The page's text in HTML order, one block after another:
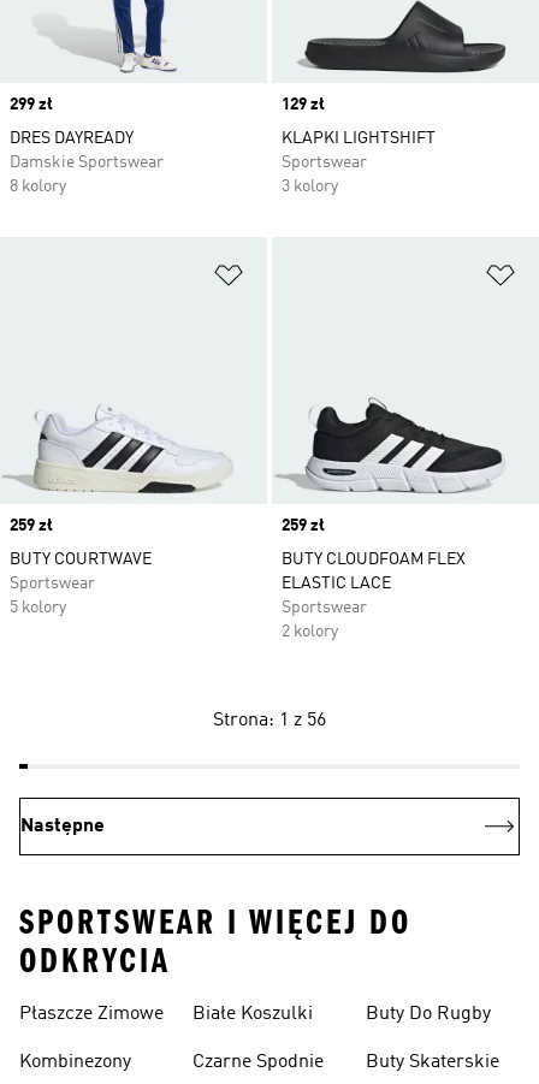
Price
299 zł
DRES DAYREADY
Damskie Sportswear
8 kolory
Price
129 zł
KLAPKI LIGHTSHIFT
Sportswear
3 kolory
Price
259 zł
BUTY COURTWAVE
Sportswear
5 kolory
Price
259 zł
BUTY CLOUDFOAM FLEX
ELASTIC LACE
Sportswear
2 kolory
Strona: 1 z 56
Następne
SPORTSWEAR I WIĘCEJ DO
ODKRYCIA
Płaszcze Zimowe
Kombinezony
Białe Koszulki
Czarne Spodnie
Buty Do Rugby
Buty Skaterskie